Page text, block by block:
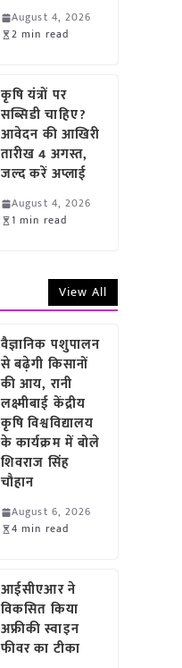
August 4, 2026
2 min read
कृषि यंत्रों पर
सब्सिडी चाहिए?
आवेदन की आखिरी
तारीख 4 अगस्त,
जल्द करें अप्लाई
August 4, 2026
1 min read
View All
वैज्ञानिक पशुपालन
से बढ़ेगी किसानों
की आय, रानी
लक्ष्मीबाई केंद्रीय
कृषि विश्वविद्यालय
के कार्यक्रम में बोले
शिवराज सिंह
चौहान
August 6, 2026
4 min read
आईसीएआर ने
विकसित किया
अफ्रीकी स्वाइन
फीवर का टीका